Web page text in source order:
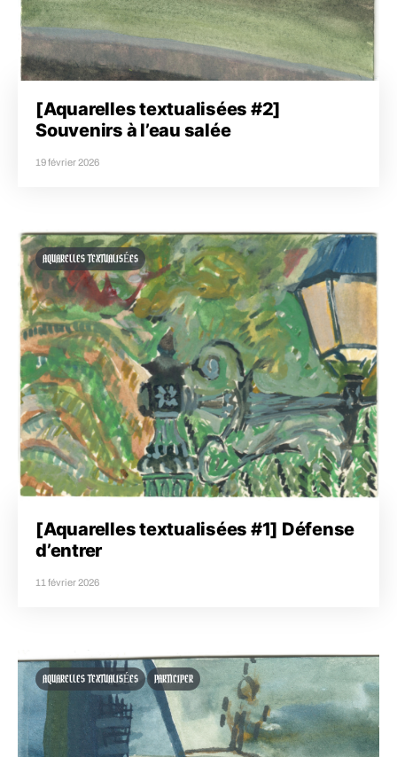
[Aquarelles textualisées #2]
Souvenirs à l’eau salée
19 février 2026
AQUARELLES TEXTUALISÉES
[Aquarelles textualisées #1] Défense
d’entrer
11 février 2026
AQUARELLES TEXTUALISÉES PARTICIPER